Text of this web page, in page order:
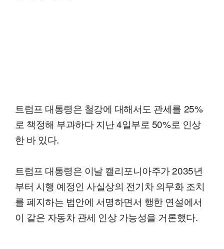
트럼프 대통령은 철강에 대해서도 관세를 25%
로 책정해 부과하다 지난 4일부로 50%로 인상
한 바 있다.
트럼프 대통령은 이날 캘리포니아주가 2035년
부터 시행 예정인 사실상의 전기차 의무화 조치
를 폐지하는 법안에 서명하면서 행한 연설에서
이 같은 자동차 관세 인상 가능성을 거론했다.